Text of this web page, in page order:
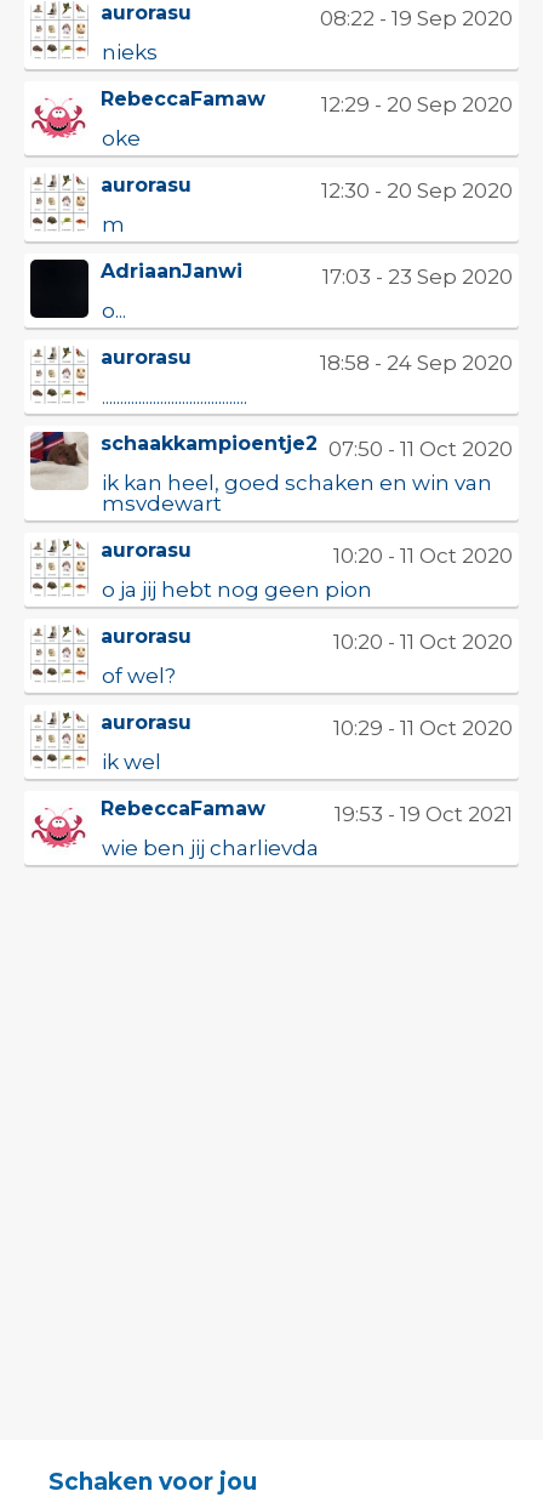
aurorasu
08:22 - 19 Sep 2020
nieks
RebeccaFamaw
12:29 - 20 Sep 2020
oke
aurorasu
12:30 - 20 Sep 2020
m
AdriaanJanwi
17:03 - 23 Sep 2020
o...
aurorasu
18:58 - 24 Sep 2020
........................................
schaakkampioentje2 07:50 - 11 Oct 2020
ik kan heel, goed schaken en win van
msvdewart
aurorasu
10:20 - 11 Oct 2020
o ja jij hebt nog geen pion
aurorasu
10:20 - 11 Oct 2020
of wel?
aurorasu
10:29 - 11 Oct 2020
ik wel
RebeccaFamaw
19:53 - 19 Oct 2021
wie ben jij charlievda
Schaken voor jou